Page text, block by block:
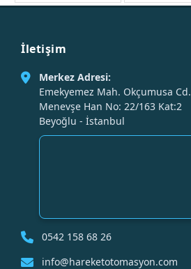
İletişim
Merkez Adresi:
Emekyemez Mah. Okçumusa Cd.
Menevşe Han No: 22/163 Kat:2
Beyoğlu - İstanbul
0542 158 68 26
info@hareketotomasyon.com